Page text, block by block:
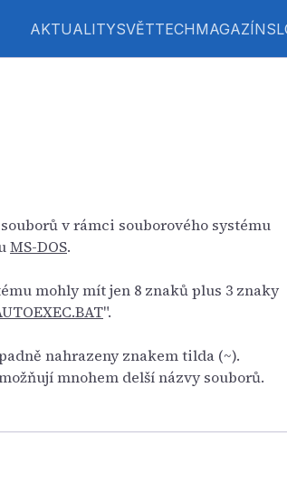
AKTUALITYSVĚTTECHMAGAZÍN
v rámci souborového systému
MS-DOS.
mohly mít jen 8 znaků plus 3 znaky
".
nahrazeny znakem tilda (~).
mnohem delší názvy souborů.